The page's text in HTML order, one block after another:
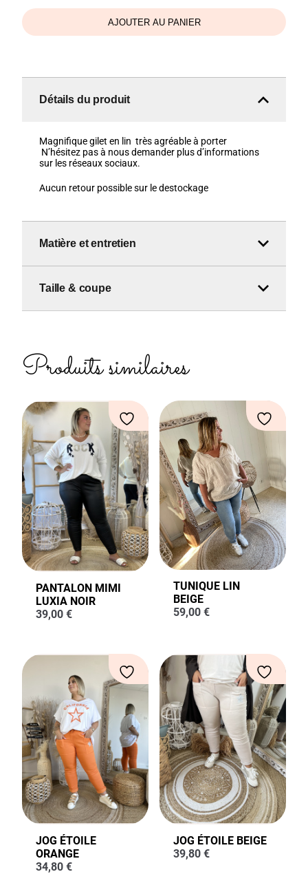
AJOUTER AU PANIER
Détails du produit
Magnifique gilet en lin très agréable à porter
N’hésitez pas à nous demander plus d’informations
sur les réseaux sociaux.
Aucun retour possible sur le destockage
Matière et entretien
Taille & coupe
Produits similaires
PANTALON MIMI
LUXIA NOIR
39,00 €
TUNIQUE LIN
BEIGE
59,00 €
JOG ÉTOILE
ORANGE
34,80 €
JOG ÉTOILE BEIGE
39,80 €